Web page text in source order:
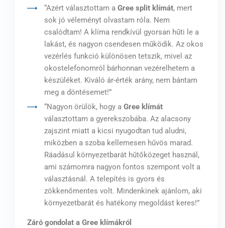
“Azért választottam a Gree split klímát, mert
sok jó véleményt olvastam róla. Nem
csalódtam! A klíma rendkívül gyorsan hűti le a
lakást, és nagyon csendesen működik. Az okos
vezérlés funkció különösen tetszik, mivel az
okostelefonomról bárhonnan vezérelhetem a
készüléket. Kiváló ár-érték arány, nem bántam
meg a döntésemet!”
“Nagyon örülök, hogy a Gree klímát
választottam a gyerekszobába. Az alacsony
zajszint miatt a kicsi nyugodtan tud aludni,
miközben a szoba kellemesen hűvös marad.
Ráadásul környezetbarát hűtőközeget használ,
ami számomra nagyon fontos szempont volt a
választásnál. A telepítés is gyors és
zökkenőmentes volt. Mindenkinek ajánlom, aki
környezetbarát és hatékony megoldást keres!”
Záró gondolat a Gree klímákról